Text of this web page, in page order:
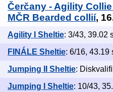
Čerčany - Agility
MČR Bearded collií,
Agility I Sheltie: 3/43, 39.02
FINÁLE Sheltie: 6/16, 43.19
Jumping II Sheltie:
Jumping I Sheltie: 10/43,